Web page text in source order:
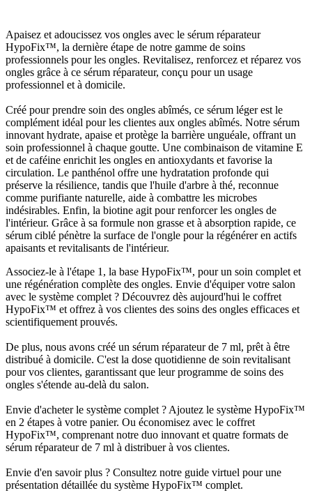
Apaisez et adoucissez vos ongles avec le sérum réparateur
HypoFix™, la dernière étape de notre gamme de soins
professionnels pour les ongles. Revitalisez, renforcez et réparez vos
ongles grâce à ce sérum réparateur, conçu pour un usage
professionnel et à domicile.
Créé pour prendre soin des ongles abîmés, ce sérum léger est le
complément idéal pour les clientes aux ongles abîmés. Notre sérum
innovant hydrate, apaise et protège la barrière unguéale, offrant un
soin professionnel à chaque goutte. Une combinaison de vitamine E
et de caféine enrichit les ongles en antioxydants et favorise la
circulation. Le panthénol offre une hydratation profonde qui
préserve la résilience, tandis que l'huile d'arbre à thé, reconnue
comme purifiante naturelle, aide à combattre les microbes
indésirables. Enfin, la biotine agit pour renforcer les ongles de
l'intérieur. Grâce à sa formule non grasse et à absorption rapide, ce
sérum ciblé pénètre la surface de l'ongle pour la régénérer en actifs
apaisants et revitalisants de l'intérieur.
Associez-le à l'étape 1, la base HypoFix™, pour un soin complet et
une régénération complète des ongles. Envie d'équiper votre salon
avec le système complet ? Découvrez dès aujourd'hui le coffret
HypoFix™ et offrez à vos clientes des soins des ongles efficaces et
scientifiquement prouvés.
De plus, nous avons créé un sérum réparateur de 7 ml, prêt à être
distribué à domicile. C'est la dose quotidienne de soin revitalisant
pour vos clientes, garantissant que leur programme de soins des
ongles s'étende au-delà du salon.
Envie d'acheter le système complet ? Ajoutez le système HypoFix™
en 2 étapes à votre panier. Ou économisez avec le coffret
HypoFix™, comprenant notre duo innovant et quatre formats de
sérum réparateur de 7 ml à distribuer à vos clientes.
Envie d'en savoir plus ? Consultez notre guide virtuel pour une
présentation détaillée du système HypoFix™ complet.